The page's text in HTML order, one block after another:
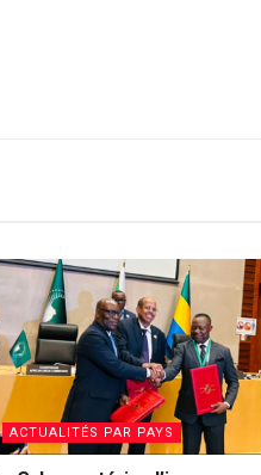
ACTUALITÉS PAR PAYS